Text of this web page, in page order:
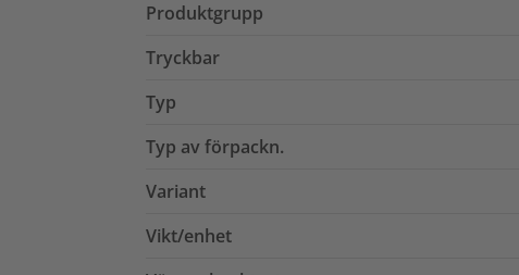
Produktgrupp
Tryckbar
Typ
Typ av förpackn.
Variant
Vikt/enhet